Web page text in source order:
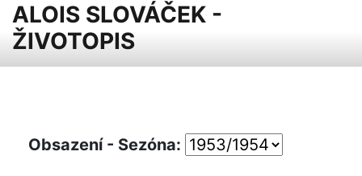
ALOIS SLOVÁČEK -
ŽIVOTOPIS
Obsazení - Sezóna: